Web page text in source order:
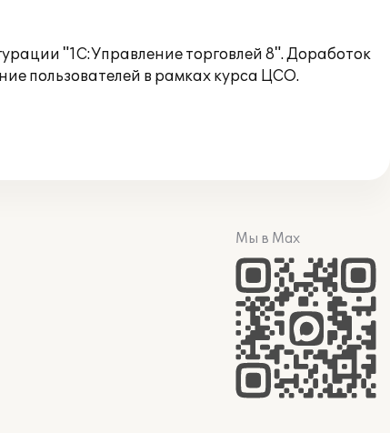
"1С:Управление торговлей 8". Доработок
пользователей в рамках курса ЦСО.
Мы в Max